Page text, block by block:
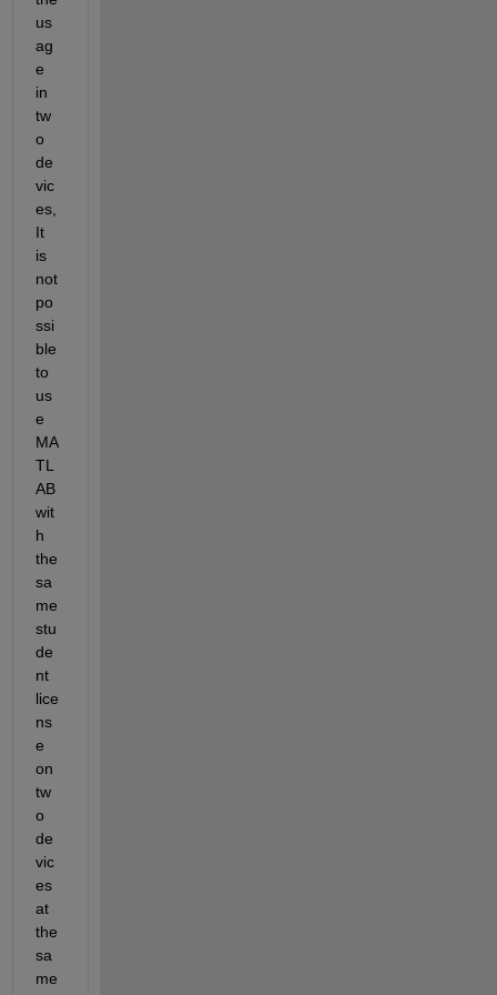
us
ag
e
in
tw
o
de
vic
es,
It
is
not
po
ssi
ble
to
us
e
MA
TL
AB
wit
h
the
sa
me
stu
de
nt
lice
ns
e
on
tw
o
de
vic
es
at
the
sa
me